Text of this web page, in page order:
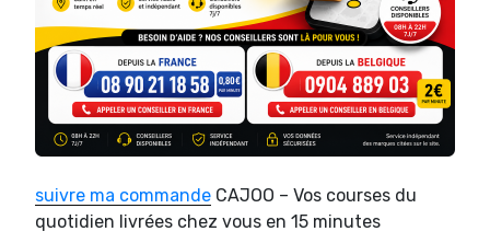
suivre ma commande CAJOO – Vos courses du
quotidien livrées chez vous en 15 minutes